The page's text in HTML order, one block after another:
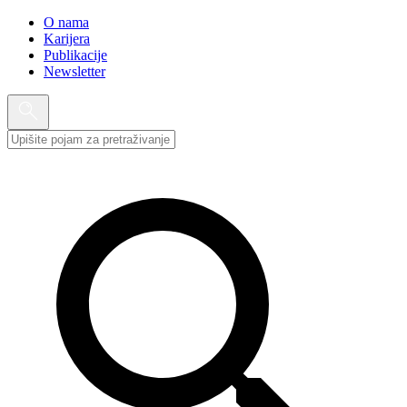
O nama
Karijera
Publikacije
Newsletter